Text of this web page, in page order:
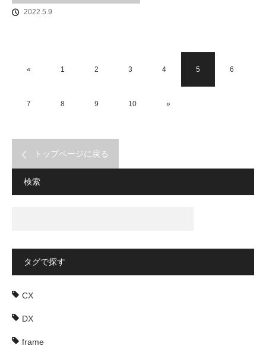
2022.5.9
« 1 2 3 4 5 6
7 8 9 10 »
トップページに戻る
検索
タグで探す
CX
DX
frame